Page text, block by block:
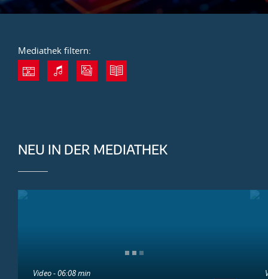
Mediathek filtern:
NEU IN DER MEDIATHEK
Video - 06:08 min